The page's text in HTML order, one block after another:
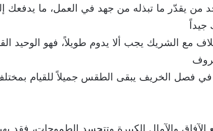
من يقدّر ما تبذله من جهد في العمل، ما
جيداً
مع الشريك يجب ألا يدوم طويلاً، فهو الوحيد
فصل الخريف يبقى الطقس جميلاً للقيام
الآفاق والآمال الكبيرة وتتجسد الطموحات، فقد